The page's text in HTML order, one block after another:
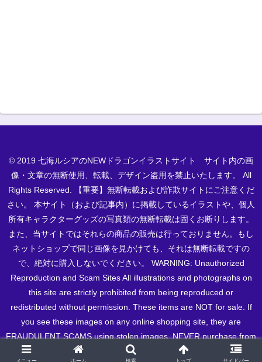
© 2019 七海ルシアのNEWドラゴンイラストサイト サイト内の画
像・文章の無断使用、転載、デザイン盗用を禁止いたします。 All
Rights Reserved. 【重要】無断転載および詐欺サイトにご注意くだ
さい。 本サイト（および記事内）に掲載しているイラストや、個人
所有キャラクターグッズの写真類の無断転載は固くお断りします。
また、当サイトではそれらの商品の販売は行っておりません。もし
ネットショップで同じ画像を見かけても、それは無断転載ですの
で、絶対に購入しないでください。 WARNING: Unauthorized
Reproduction and Scam Sites All illustrations and photographs on
this site are strictly prohibited from being reproduced or
redistributed without permission. These items are NOT for sale. If
you see these images on any online shopping site, they are
FRAUDULENT SCAMS using stolen images. NEVER purchase from
them.
メニュー ホーム 検索 トップ サイドバー